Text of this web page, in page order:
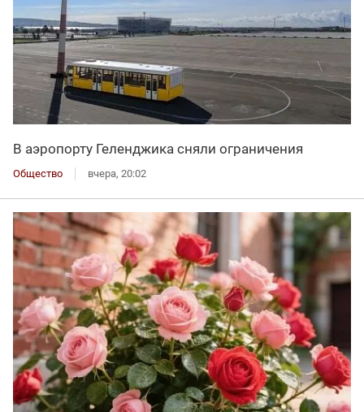
В аэропорту Геленджика сняли ограничения
Общество вчера, 20:02